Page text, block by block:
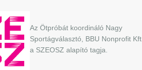
Az Ötpróbát koordináló Nagy
Sportágválasztó, BBU Nonprofit Kft.
a SZEOSZ alapító tagja.